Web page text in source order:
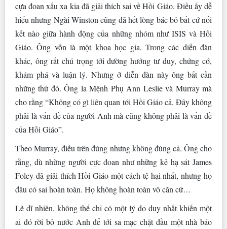
cựa đoan xấu xa kia đã giải thích sai về Hồi Giáo. Điều ấy dễ
hiểu nhưng Ngài Winston cũng đã hết lòng bác bỏ bất cứ nối
kết nào giữa hành động của những nhóm như ISIS và Hồi
Giáo. Ông vốn là một khoa học gia. Trong các diễn đàn
khác, ông rất chú trọng tới đường hướng tư duy, chứng cớ,
khám phá và luận lý. Nhưng ở diễn đàn này ông bất cần
những thứ đó. Ông la Mệnh Phụ Ann Leslie và Murray mà
cho rằng “Không có gì liên quan tới Hồi Giáo cả. Đây không
phải là vấn đề của người Anh mà cũng không phải là vấn đề
của Hồi Giáo”.
Theo Murray, điều trên đúng nhưng không đúng cả. Ông cho
rằng, dù những người cực đoan như những kẻ hạ sát James
Foley đã giải thích Hồi Giáo một cách tệ hại nhất, nhưng họ
đâu có sai hoàn toàn. Họ không hoàn toàn vô căn cứ…
Lẽ dĩ nhiên, không thể chỉ có một lý do duy nhất khiến một
ai đó rời bỏ nước Anh để tới sa mạc chặt đầu một nhà báo